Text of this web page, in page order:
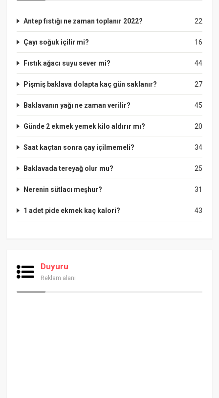
22
Antep fıstığı ne zaman toplanır 2022?
16
Çayı soğuk içilir mi?
44
Fıstık ağacı suyu sever mi?
27
Pişmiş baklava dolapta kaç gün saklanır?
45
Baklavanın yağı ne zaman verilir?
20
Günde 2 ekmek yemek kilo aldırır mı?
34
Saat kaçtan sonra çay içilmemeli?
25
Baklavada tereyağ olur mu?
31
Nerenin sütlacı meşhur?
43
1 adet pide ekmek kaç kalori?
Duyuru
Reklam alanı